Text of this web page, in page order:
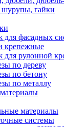
гайки
для фасадных
крепежные
для рулонной
по дереву
по бетону
по металлу
материалы
системы